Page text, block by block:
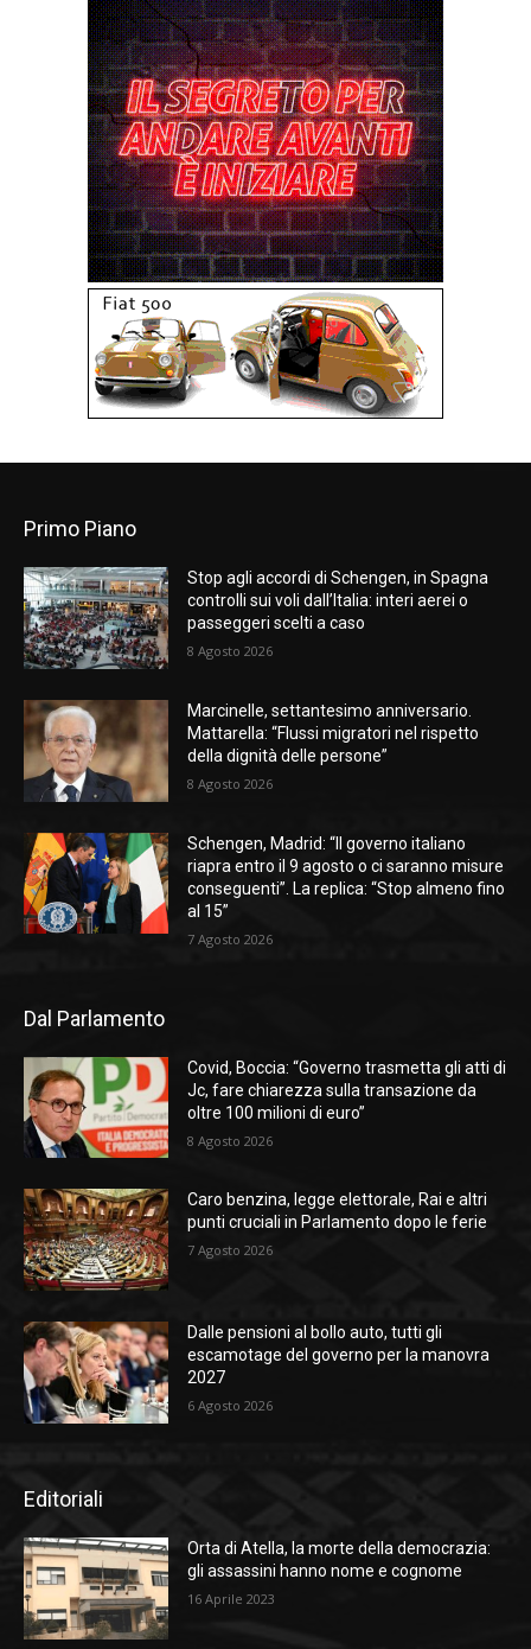
Primo Piano
Stop agli accordi di Schengen, in Spagna
controlli sui voli dall’Italia: interi aerei o
passeggeri scelti a caso
8 Agosto 2026
Marcinelle, settantesimo anniversario.
Mattarella: “Flussi migratori nel rispetto
della dignità delle persone”
8 Agosto 2026
Schengen, Madrid: “Il governo italiano
riapra entro il 9 agosto o ci saranno misure
conseguenti”. La replica: “Stop almeno fino
al 15”
7 Agosto 2026
Dal Parlamento
Covid, Boccia: “Governo trasmetta gli atti di
Jc, fare chiarezza sulla transazione da
oltre 100 milioni di euro”
8 Agosto 2026
Caro benzina, legge elettorale, Rai e altri
punti cruciali in Parlamento dopo le ferie
7 Agosto 2026
Dalle pensioni al bollo auto, tutti gli
escamotage del governo per la manovra
2027
6 Agosto 2026
Editoriali
Orta di Atella, la morte della democrazia:
gli assassini hanno nome e cognome
16 Aprile 2023